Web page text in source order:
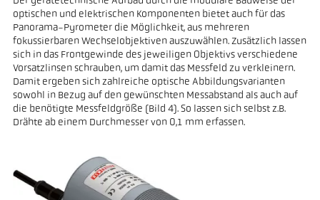
optischen und elektrischen Komponenten bietet auch für das
Panorama-Pyrometer die Möglichkeit, aus mehreren
fokussierbaren Wechselobjektiven auszuwählen. Zusätzlich lassen
sich in das Frontgewinde des jeweiligen Objektivs verschiedene
Vorsatzlinsen schrauben, um damit das Messfeld zu verkleinern.
Damit ergeben sich zahlreiche optische Abbildungsvarianten
sowohl in Bezug auf den gewünschten Messabstand als auch auf
die benötigte Messfeldgröße (Bild 4). So lassen sich selbst z.B.
Drähte ab einem Durchmesser von 0,1 mm erfassen.